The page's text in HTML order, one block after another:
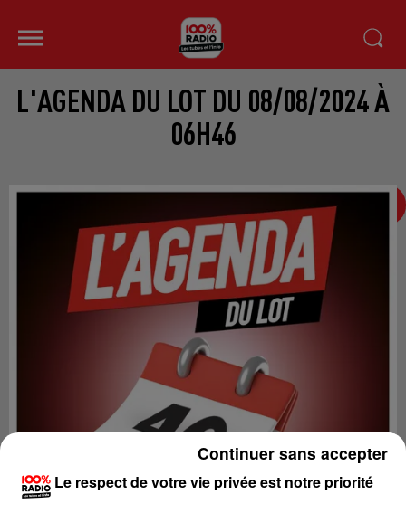
L'AGENDA DU LOT DU 08/08/2024 À
06H46
Le respect de votre vie privée est notre priorité
Continuer sans accepter